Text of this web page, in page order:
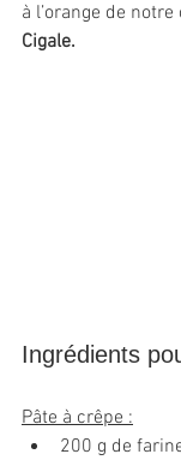
à l’orange de notre
Cigale.
Ingrédients
Pâte à crêpe :
200 g de